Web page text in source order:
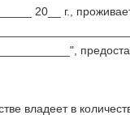
20__ г.,
владеет в